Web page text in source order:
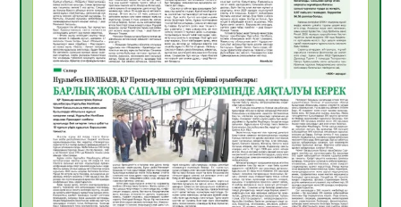
«Жастар және заң мен тәртіп» атты
облыстық жайдарман ойындары өтті
10.08.2026
18
Өңірде «Кең дала-2» бағдарламасы арқылы
80 шаруашылық қаржыландырылды
09.08.2026
28
Жер ресурстары тиімді игерілуде
09.08.2026
29